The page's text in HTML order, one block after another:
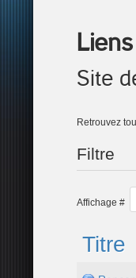
Liens
Site
Retrouvez
Filtre
Affichage #
Titre